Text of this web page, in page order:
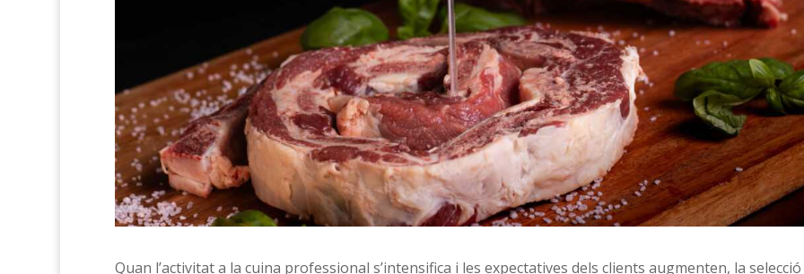
Quan l’activitat a la cuina professional s’intensifica i les expectatives dels clients augmenten, la